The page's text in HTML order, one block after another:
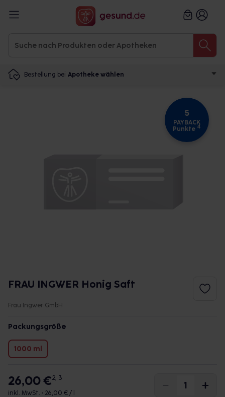
Bestellung bei Apotheke wählen
5
PAYBACK
Punkte 4
FRAU INGWER Honig Saft
Frau Ingwer GmbH
Packungsgröße
1000 ml
26,00 €2, 3
inkl. MwSt. • 26,00 € / l